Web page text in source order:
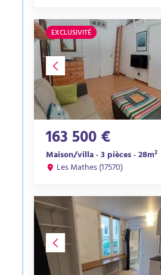
EXCLUSIVITÉ
163 500 €
Maison/villa · 3 pièces · 28m²
Les Mathes (17570)